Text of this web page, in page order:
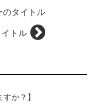
のタイトル
トル
か？】